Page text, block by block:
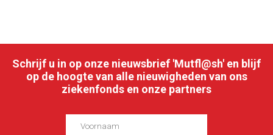
Schrijf u in op onze nieuwsbrief 'Mutfl@sh' en blijf
op de hoogte van alle nieuwigheden van ons
ziekenfonds en onze partners